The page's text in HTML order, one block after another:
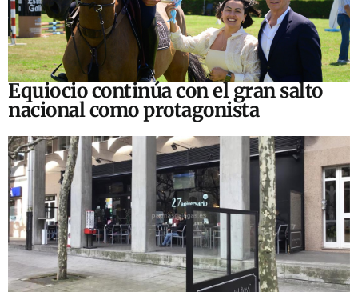
Equiocio continúa con el gran salto
nacional como protagonista